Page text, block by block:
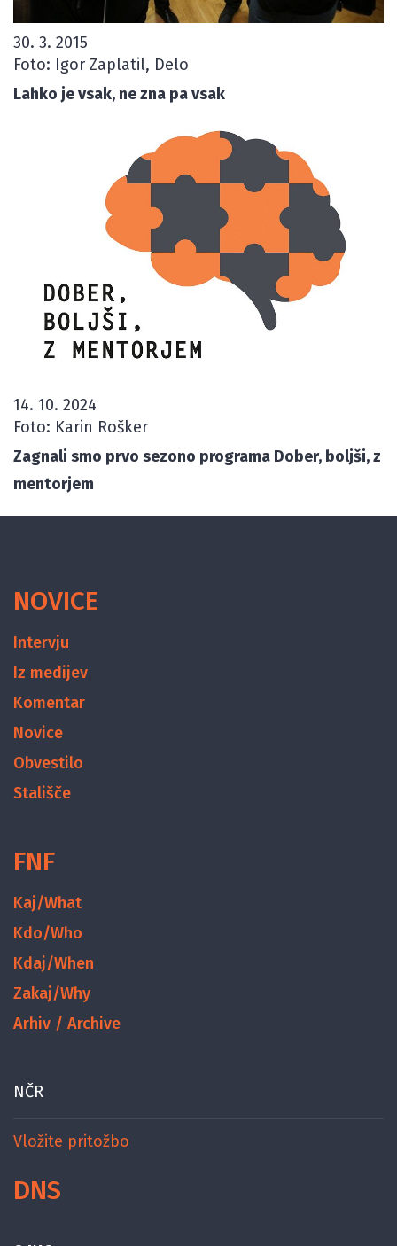
30. 3. 2015
Foto: Igor Zaplatil, Delo
Lahko je vsak, ne zna pa vsak
14. 10. 2024
Foto: Karin Rošker
Zagnali smo prvo sezono programa Dober, boljši, z
mentorjem
NOVICE
Intervju
Iz medijev
Komentar
Novice
Obvestilo
Stališče
FNF
Kaj/What
Kdo/Who
Kdaj/When
Zakaj/Why
Arhiv / Archive
NČR
Vložite pritožbo
DNS